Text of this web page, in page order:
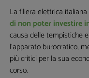
La filiera elettrica
di non poter investire
causa delle tempistiche
l’apparato burocratico,
più critici per la sua
corso.